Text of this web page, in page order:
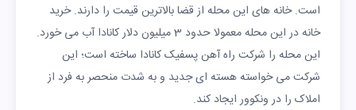
است. خانه های این محله از قضا بالاترین قیمت را دارند. خرید
خانه در این محله معمولا حدود 3 میلیون دلار کانادا آب می خورد.
این محله را شرکت راه آهن پسفیک کانادا ساخته است؛ این
شرکت می خواسته هسته ای جدید و به شدت منحصر به فرد از
املاک را در ونکوور ایجاد کند.